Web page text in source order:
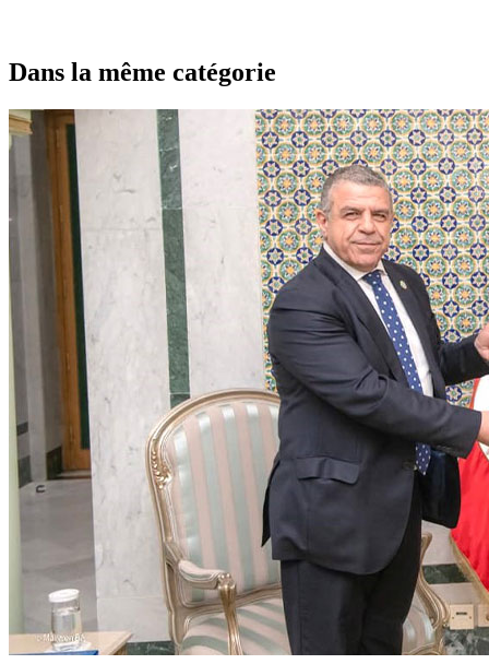
Dans la même catégorie